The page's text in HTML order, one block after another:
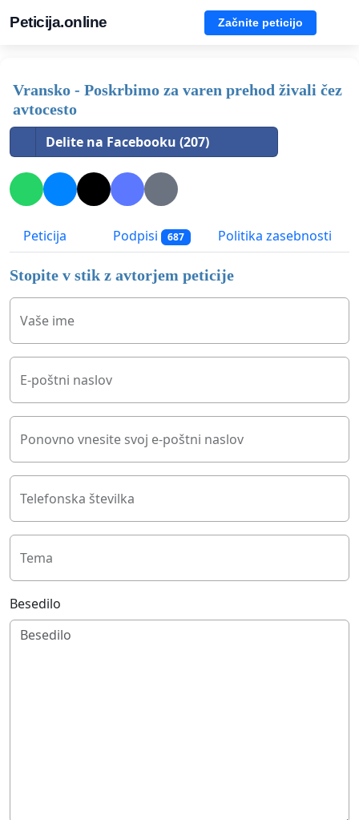
Peticija.online Začnite peticijo
Vransko - Poskrbimo za varen prehod živali čez
avtocesto
Delite na Facebooku (207)
Peticija Podpisi 687 Politika zasebnosti
Stopite v stik z avtorjem peticije
Vaše ime
E-poštni naslov
Ponovno vnesite svoj e-poštni naslov
Telefonska številka
Tema
Besedilo